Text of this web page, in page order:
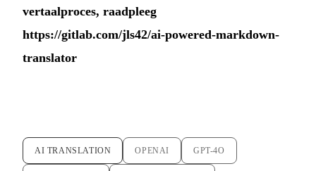
vertaalproces, raadpleeg
https://gitlab.com/jls42/ai-powered-markdown-
translator
AI TRANSLATION OPENAI GPT-4O